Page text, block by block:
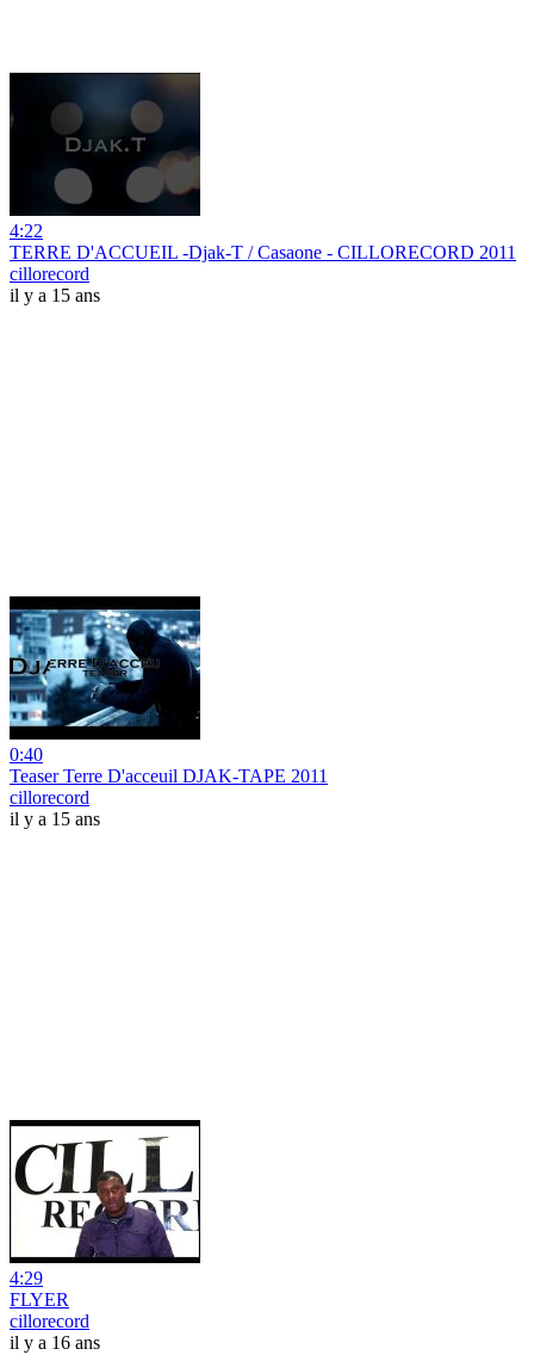
4:22
TERRE D'ACCUEIL -Djak-T / Casaone - CILLORECORD 2011
cillorecord
il y a 15 ans
0:40
Teaser Terre D'acceuil DJAK-TAPE 2011
cillorecord
il y a 15 ans
4:29
FLYER
cillorecord
il y a 16 ans